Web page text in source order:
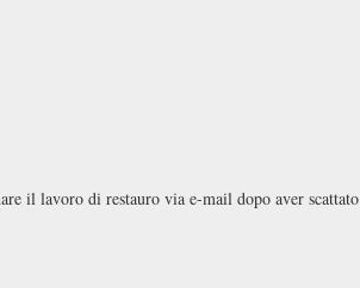
il lavoro di restauro via e-mail dopo aver scattato